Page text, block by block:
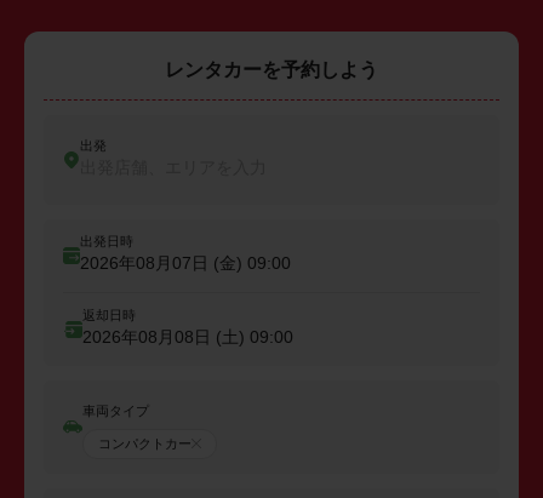
レンタカーを予約しよう
出発
出発日時
2026年08月07日 (金) 09:00
返却日時
2026年08月08日 (土) 09:00
車両タイプ
コンパクトカー